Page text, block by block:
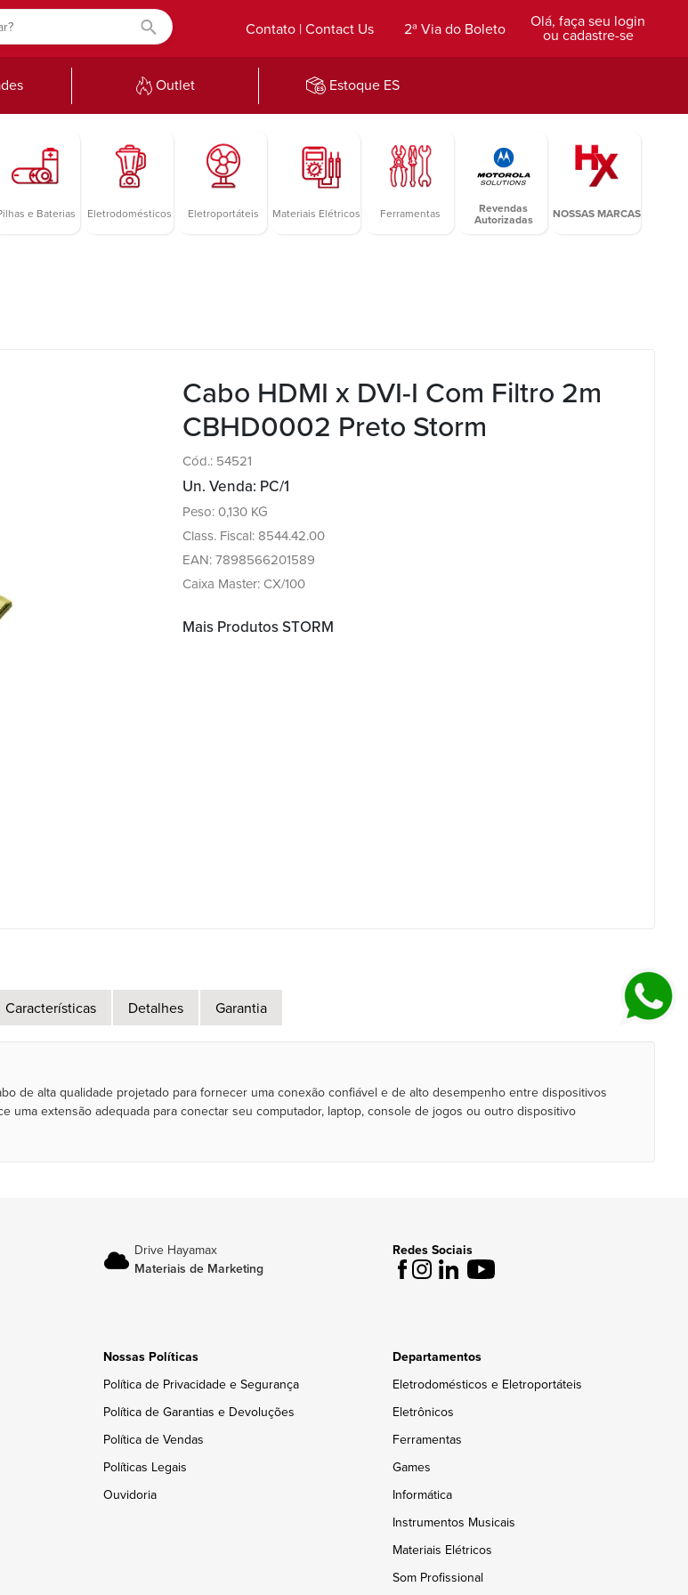
Olá, faça seu login
ou cadastre-se
2ª Via do Boleto
Contato | Contact Us
Outlet Estoque ES
e Baterias Eletrodomésticos Eletroportáteis Materiais Elétricos Ferramentas
Revendas
Autorizadas
NOSSAS MARCAS
Cabo HDMI x DVI-I Com Filtro 2m
CBHD0002 Preto Storm
Cód.: 54521
Un. Venda: PC/1
Peso: 0,130 KG
Class. Fiscal: 8544.42.00
EAN: 7898566201589
Caixa Master: CX/100
Mais Produtos STORM
Características Detalhes Garantia
de alta qualidade projetado para fornecer uma conexão confiável e de alto desempenho entre dispositivos
uma extensão adequada para conectar seu computador, laptop, console de jogos ou outro dispositivo
Drive Hayamax
Materiais de Marketing
Redes Sociais
Nossas Políticas
Política de Privacidade e Segurança
Política de Garantias e Devoluções
Política de Vendas
Políticas Legais
Ouvidoria
Departamentos
Eletrodomésticos e Eletroportáteis
Eletrônicos
Ferramentas
Games
Informática
Instrumentos Musicais
Materiais Elétricos
Som Profissional